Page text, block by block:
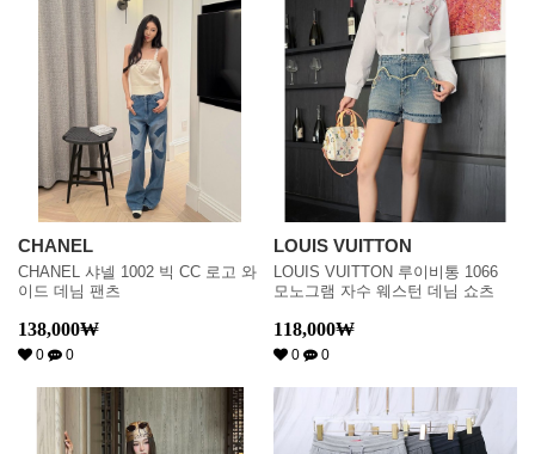
CHANEL
CHANEL 샤넬 1002 빅 CC 로고 와
이드 데님 팬츠
138,000₩
0 0
LOUIS VUITTON
LOUIS VUITTON 루이비통 1066
모노그램 자수 웨스턴 데님 쇼츠
118,000₩
0 0